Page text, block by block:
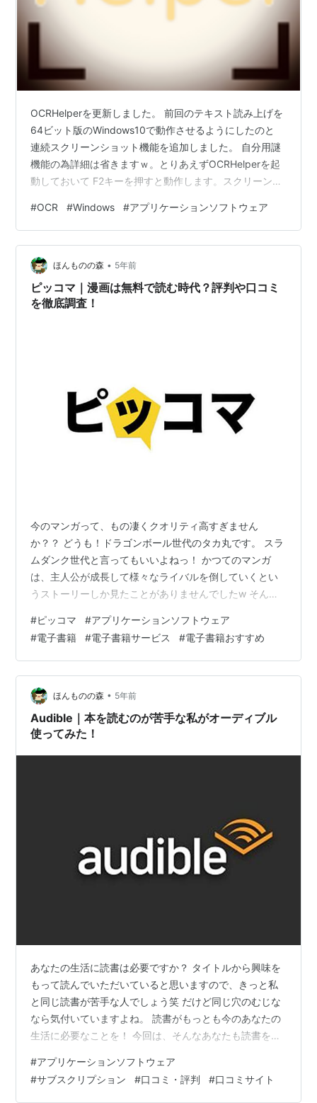
OCRHelperを更新しました。 前回のテキスト読み上げを
64ビット版のWindows10で動作させるようにしたのと
連続スクリーンショット機能を追加しました。 自分用謎
機能の為詳細は省きますｗ。とりあえずOCRHelperを起
動しておいて F2キーを押すと動作します。スクリーンシ
そーっと待ちます。活用法は自分次第、そんな感じで
す。 ps.見開きページでページ数を指定すると約半分の回
数のスクリーンショットを撮ります。（謎仕様)w あと、
ファイル名の変更失敗のエラーが出る時は、Windows10
の設定からスクリーンショットフォルダの操作の許…
#OCR #Windows #アプリケーションソフトウェア
ほんものの森 • 5年前
ピッコマ｜漫画は無料で読む時代？評判や口コミ
を徹底調査！
今のマンガって、もの凄くクオリティ高すぎません
か？？ どうも！ドラゴンボール世代のタカ丸です。 スラ
ムダンク世代と言ってもいいよねっ！ かつてのマンガ
は、主人公が成長して様々なライバルを倒していくとい
うストーリーしか見たことがありませんでしたw そんな
いと思ったときにダウンロードしたのがピッコマです。
ダウンロードしてビックリ！ 新作マンガが無料で読める
のです。 今回は、実際にピッコマを利用してみた感想、
私のおすすめ漫画から利用者のリアルな声や口コミ・評
判をまとめました。 ※この記事は2021年4月22日に執筆
しました。 ピッコマとは？ 待てば…
#ピッコマ #アプリケーションソフトウェア
#電子書籍 #電子書籍サービス #電子書籍おすすめ
ほんものの森 • 5年前
Audible｜本を読むのが苦手な私がオーディブル
使ってみた！
あなたの生活に読書は必要ですか？ タイトルから興味を
もって読んでいただいていると思いますので、きっと私
と同じ読書が苦手な人でしょう笑 だけど同じ穴のむじな
なら気付いていますよね。 読書がもっとも今のあなたの
生活に必要なことを！ 今回は、そんなあなたも読書を楽
サービス」を紹介します！ 待ってましたっ！ そのサービ
スとは、耳で書籍を聴ける【Audible（オーディブル）】
#アプリケーションソフトウェア
#サブスクリプション #口コミ・評判 #口コミサイト